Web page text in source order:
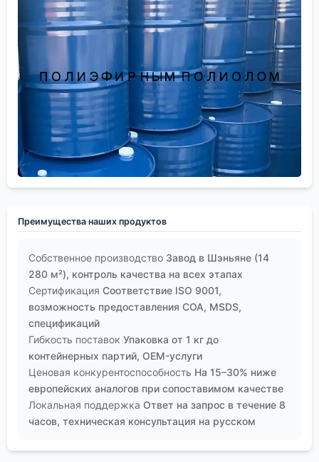
Преимущества наших продуктов
Собственное производство Завод в Шэньяне (14
280 м²), контроль качества на всех этапах
Сертификация Соответствие ISO 9001,
возможность предоставления COA, MSDS,
спецификаций
Гибкость поставок Упаковка от 1 кг до
контейнерных партий, OEM-услуги
Ценовая конкурентоспособность На 15–30% ниже
европейских аналогов при сопоставимом качестве
Локальная поддержка Ответ на запрос в течение 8
часов, техническая консультация на русском